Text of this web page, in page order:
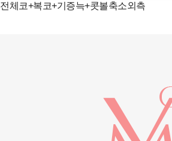
전체코+복코+기증늑+콧볼축소외측